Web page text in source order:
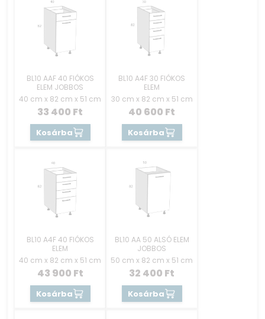
BL10 AAF 40 FIÓKOS
ELEM JOBBOS
40 cm x 82 cm x 51 cm
33 400 Ft
Kosárba
BL10 A4F 30 FIÓKOS
ELEM
30 cm x 82 cm x 51 cm
40 600 Ft
Kosárba
BL10 A4F 40 FIÓKOS
ELEM
40 cm x 82 cm x 51 cm
43 900 Ft
Kosárba
BL10 AA 50 ALSÓ ELEM
JOBBOS
50 cm x 82 cm x 51 cm
32 400 Ft
Kosárba